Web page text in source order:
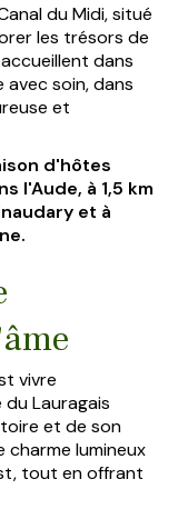
du Midi, situé
les trésors de
dans
soin, dans
et
d'hôtes
l'Aude, à 1,5 km
et à
vivre
Lauragais
et de son
charme lumineux
tout en offrant